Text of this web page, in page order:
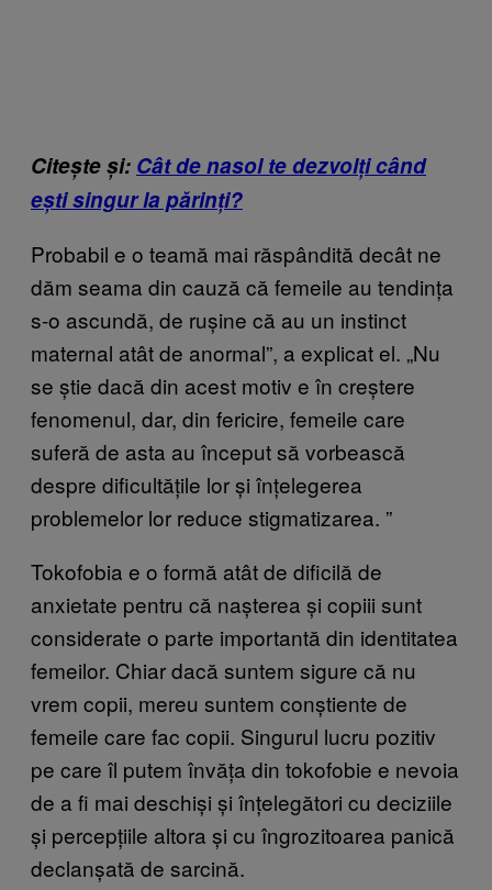
Citește și: Cât de nasol te dezvolți când
ești singur la părinți?
Probabil e o teamă mai răspândită decât ne
dăm seama din cauză că femeile au tendința
s-o ascundă, de rușine că au un instinct
maternal atât de anormal”, a explicat el. „Nu
se știe dacă din acest motiv e în creștere
fenomenul, dar, din fericire, femeile care
suferă de asta au început să vorbească
despre dificultățile lor și înțelegerea
problemelor lor reduce stigmatizarea. ”
Tokofobia e o formă atât de dificilă de
anxietate pentru că nașterea și copiii sunt
considerate o parte importantă din identitatea
femeilor. Chiar dacă suntem sigure că nu
vrem copii, mereu suntem conștiente de
femeile care fac copii. Singurul lucru pozitiv
pe care îl putem învăța din tokofobie e nevoia
de a fi mai deschiși și înțelegători cu deciziile
și percepțiile altora și cu îngrozitoarea panică
declanșată de sarcină.